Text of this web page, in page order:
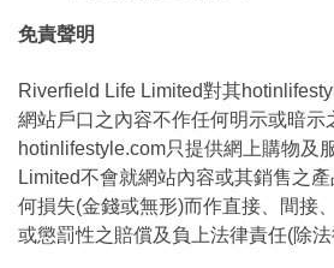
免責聲明
Riverfield Life Limited對其
網站戶口之內容不作任何明示或暗示
hotinlifestyle.com只提供網上購物及
Limited不會就網站內容或其銷售之
何損失(金錢或無形)而作直接、間接
或懲罰性之賠償及負上法律責任(除法